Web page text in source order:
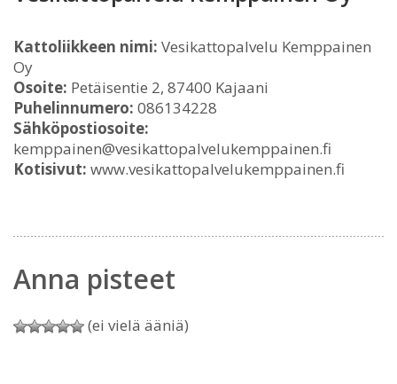
Kattoliikkeen nimi: Vesikattopalvelu Kemppainen
Oy
Osoite: Petäisentie 2, 87400 Kajaani
Puhelinnumero: 086134228
Sähköpostiosoite:
kemppainen@vesikattopalvelukemppainen.fi
Kotisivut: www.vesikattopalvelukemppainen.fi
Anna pisteet
(ei vielä ääniä)